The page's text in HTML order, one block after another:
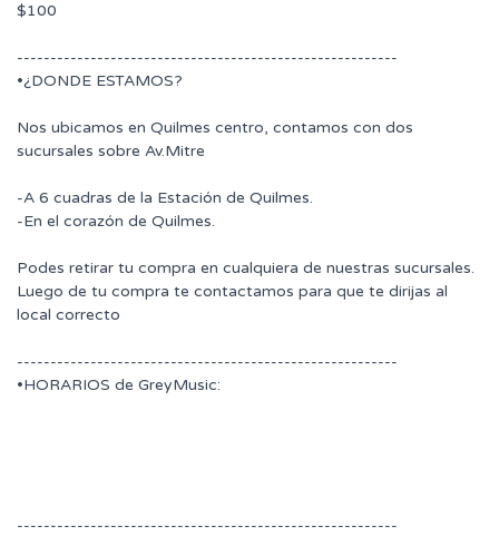
$100
---------------------------------------------------------
•¿DONDE ESTAMOS?
Nos ubicamos en Quilmes centro, contamos con dos
sucursales sobre Av.Mitre
-A 6 cuadras de la Estación de Quilmes.
-En el corazón de Quilmes.
Podes retirar tu compra en cualquiera de nuestras sucursales.
Luego de tu compra te contactamos para que te dirijas al
local correcto
---------------------------------------------------------
•HORARIOS de GreyMusic:
---------------------------------------------------------